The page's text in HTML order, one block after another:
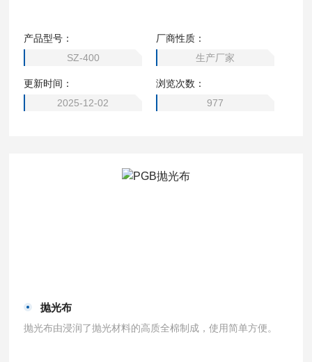
产品型号：
SZ-400
厂商性质：
生产厂家
更新时间：
2025-12-02
浏览次数：
977
抛光布
抛光布由浸润了抛光材料的高质全棉制成，使用简单方便。